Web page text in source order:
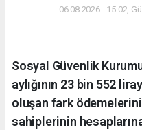
06.08.2026 - 15:02,
Sosyal Güvenlik
aylığının 23 bin 552
oluşan fark
sahiplerinin